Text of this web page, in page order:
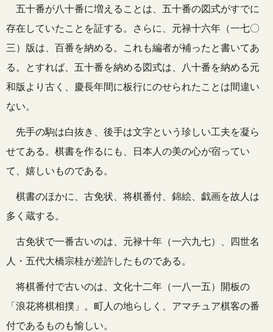
五十番が八十番に増えることは、五十番の図式がすでに
存在していたことを証する。さらに、元禄十六年（一七〇
三）版は、百番を納める。これも編者が補ったと書いてあ
る。とすれば、五十番を納める図式は、八十番を納める元
和版より古く、慶長年間に板行にのせられたことは間違い
ない。
先手の駒は白抜き、後手は文字という珍しい工夫を凝ら
せてある。棋書を作るにも、日本人の美の心が宿ってい
て、嬉しいものである。
棋書のほかに、古免状、将棋番付、錦絵、戯画を故人は
多く蔵する。
古免状で一番古いのは、元禄十年（一六九七）、四世名
人・五代大橋宗桂が差許したものである。
将棋番付で古いのは、文化十二年（一八一五）開板の
「浪花将棋相撲」。町人の地らしく、アマチュア棋客の番
付であるものも愉しい。